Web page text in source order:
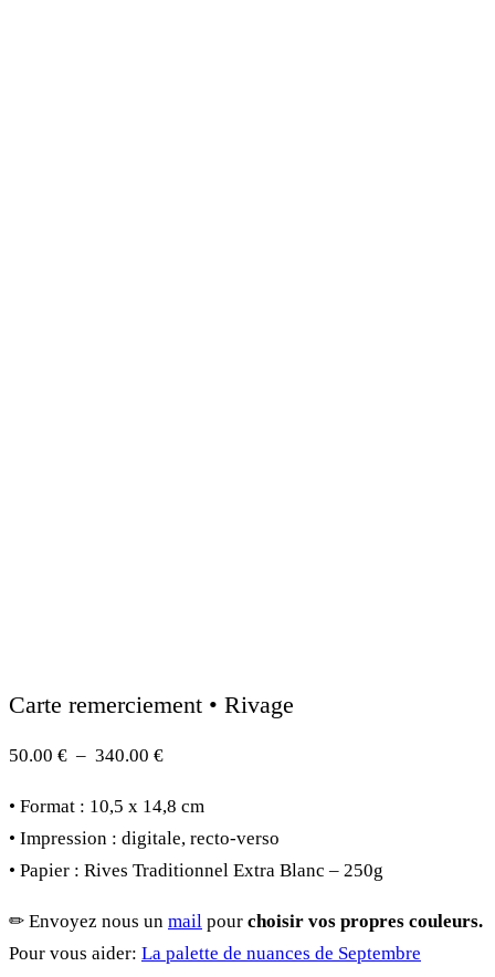
Carte remerciement • Rivage
50.00 € – 340.00 €Plage
prix :
50.00 €
à
340.00 €
• Format : 10,5 x 14,8 cm
• Impression : digitale, recto-verso
• Papier : Rives Traditionnel Extra Blanc – 250g
✏︎ Envoyez nous un mail pour choisir vos propres couleurs.
Pour vous aider: La palette de nuances de Septembre